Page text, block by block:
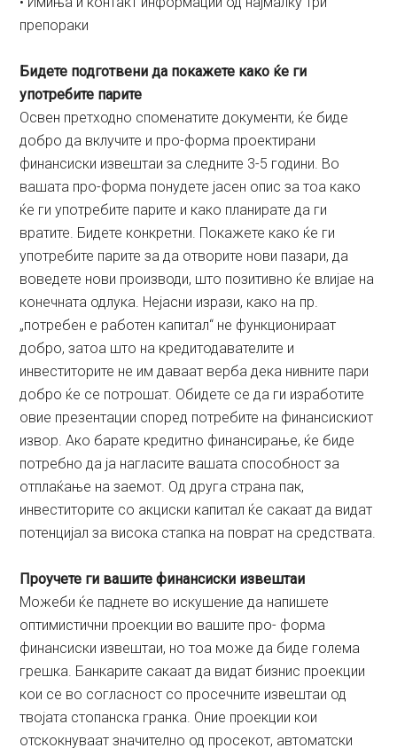
препораки
Бидете подготвени да покажете како ќе ги
употребите парите
Освен претходно споменатите документи, ќе биде
добро да вклучите и про-форма проектирани
финансиски извештаи за следните 3-5 години. Во
вашата про-форма понудете јасен опис за тоа како
ќе ги употребите парите и како планирате да ги
вратите. Бидете конкретни. Покажете како ќе ги
употребите парите за да отворите нови пазари, да
воведете нови производи, што позитивно ќе влијае на
конечната одлука. Нејасни изрази, како на пр.
„потребен е работен капитал“ не функционираат
добро, затоа што на кредитодавателите и
инвеститорите не им даваат верба дека нивните пари
добро ќе се потрошат. Обидете се да ги изработите
овие презентации според потребите на финансискиот
извор. Ако барате кредитно финансирање, ќе биде
потребно да ја нагласите вашата способност за
отплаќање на заемот. Од друга страна пак,
инвеститорите со акциски капитал ќе сакаат да видат
потенцијал за висока стапка на поврат на средствата.
Проучете ги вашите финансиски извештаи
Можеби ќе паднете во искушение да напишете
оптимистични проекции во вашите про- форма
финансиски извештаи, но тоа може да биде голема
грешка. Банкарите сакаат да видат бизнис проекции
кои се во согласност со просечните извештаи од
твојaта стопанска гранка. Оние проекции кои
отскокнуваат значително од просекот, автоматски